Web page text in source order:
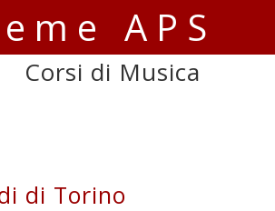
APS
Corsi di Musica
di Torino